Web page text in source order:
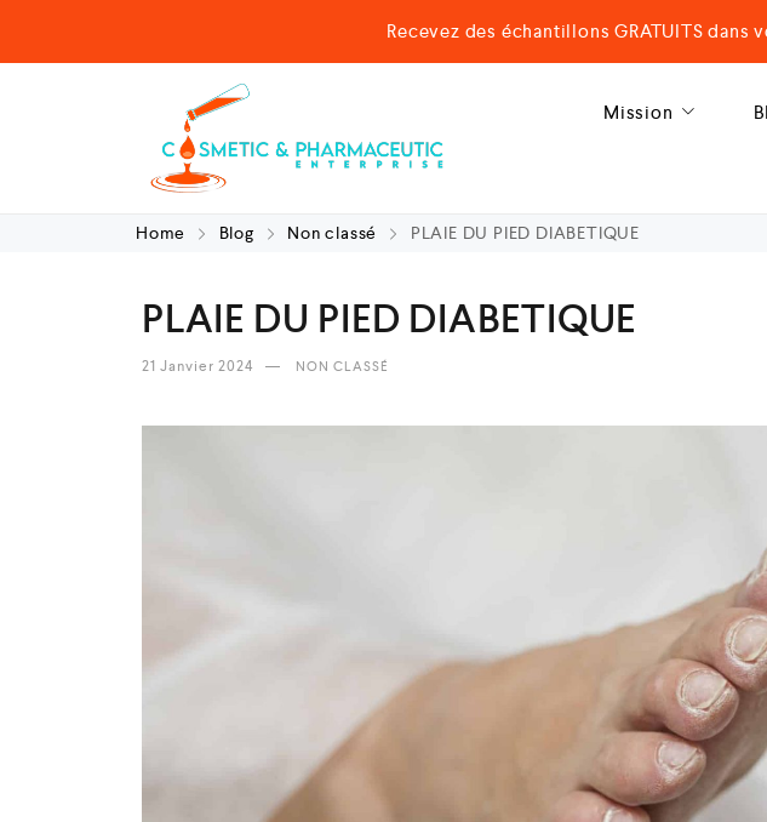
Mission
Home Blog Non classé PLAIE DU PIED DIABETIQUE
PLAIE DU PIED DIABETIQUE
21 Janvier 2024 NON CLASSÉ
Recevez des échantillons GRATUITS